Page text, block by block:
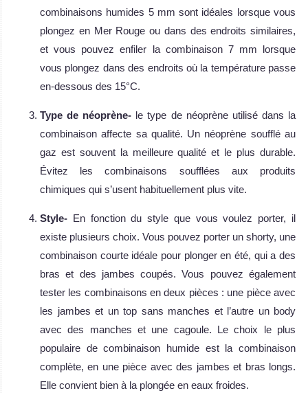
combinaisons humides 5 mm sont idéales lorsque vous
plongez en Mer Rouge ou dans des endroits similaires,
et vous pouvez enfiler la combinaison 7 mm lorsque
vous plongez dans des endroits où la température passe
en-dessous des 15°C.
Type de néoprène- le type de néoprène utilisé dans la
combinaison affecte sa qualité. Un néoprène soufflé au
gaz est souvent la meilleure qualité et le plus durable.
Évitez les combinaisons soufflées aux produits
chimiques qui s’usent habituellement plus vite.
Style- En fonction du style que vous voulez porter, il
existe plusieurs choix. Vous pouvez porter un shorty, une
combinaison courte idéale pour plonger en été, qui a des
bras et des jambes coupés. Vous pouvez également
tester les combinaisons en deux pièces : une pièce avec
les jambes et un top sans manches et l’autre un body
avec des manches et une cagoule. Le choix le plus
populaire de combinaison humide est la combinaison
complète, en une pièce avec des jambes et bras longs.
Elle convient bien à la plongée en eaux froides.